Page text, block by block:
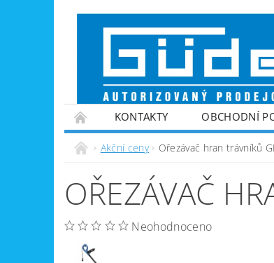
KONTAKTY OBCHODNÍ
VINTEC
ZPRACOVÁNÍ
GENERÁTORY PROUDU
NABÍJEČKY BATERIÍ
Akční ceny Ořezávač hran trávníků
OŘEZÁVAČ
Neohodnoceno